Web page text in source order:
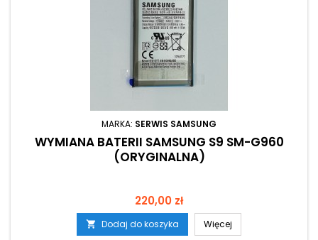
MARKA: SERWIS SAMSUNG
WYMIANA BATERII SAMSUNG S9 SM-G960
(ORYGINALNA)
Cena
220,00 zł
 Dodaj do koszyka Więcej